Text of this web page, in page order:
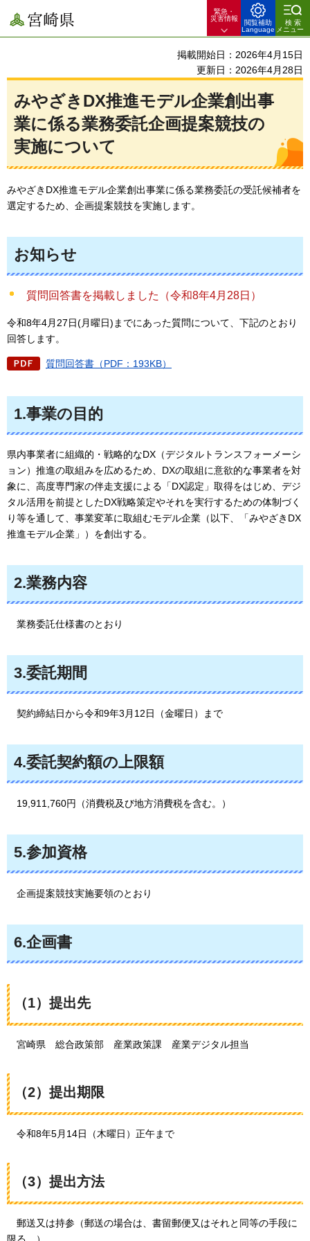
宮崎県
緊急・
災害情報
閲覧補助
Language
検索
メニュー
掲載開始日：2026年4月15日
更新日：2026年4月28日
みやざきDX推進モデル企業創出事
業に係る業務委託企画提案競技の
実施について
みやざきDX推進モデル企業創出事業に係る業務委託の受託候補者を
選定するため、企画提案競技を実施します。
お知らせ
質問回答書を掲載しました（令和8年4月28日）
令和8年4月27日(月曜日)までにあった質問について、下記のとおり
回答します。
質問回答書（PDF：193KB）
1.事業の目的
県内事業者に組織的・戦略的なDX（デジタルトランスフォーメーシ
ョン）推進の取組みを広めるため、DXの取組に意欲的な事業者を対
象に、高度専門家の伴走支援による「DX認定」取得をはじめ、デジ
タル活用を前提としたDX戦略策定やそれを実行するための体制づく
り等を通して、事業変革に取組むモデル企業（以下、「みやざきDX
推進モデル企業」）を創出する。
2.業務内容
業務委託仕様書のとおり
3.委託期間
契約締結日から令和9年3月12日（金曜日）まで
4.委託契約額の上限額
19,911,760円（消費税及び地方消費税を含む。）
5.参加資格
企画提案競技実施要領のとおり
6.企画書
（1）提出先
宮崎県 総合政策部 産業政策課 産業デジタル担当
（2）提出期限
令和8年5月14日（木曜日）正午まで
（3）提出方法
郵送又は持参（郵送の場合は、書留郵便又はそれと同等の手段に
限る。）